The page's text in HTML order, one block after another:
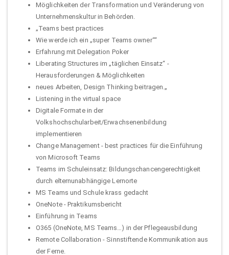
Möglichkeiten der Transformation und Veränderung von
Unternehmenskultur in Behörden.
„Teams best practices
Wie werde ich ein „super Teams owner““
Erfahrung mit Delegation Poker
Liberating Structures im „täglichen Einsatz“ -
Herausforderungen & Möglichkeiten
neues Arbeiten, Design Thinking beitragen.„
Listening in the virtual space
Digitale Formate in der
Volkshochschularbeit/Erwachsenenbildung
implementieren
Change Management - best practices für die Einführung
von Microsoft Teams
Teams im Schuleinsatz: Bildungschancengerechtigkeit
durch elternunabhängige Lernorte
MS Teams und Schule krass gedacht
OneNote - Praktikumsbericht
Einführung in Teams
O365 (OneNote, MS Teams…) in der Pflegeausbildung
Remote Collaboration - Sinnstiftende Kommunikation aus
der Ferne.